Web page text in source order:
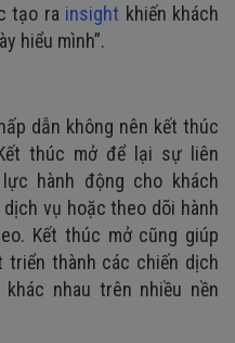
tạo ra insight khiến khách
hiểu mình”.
dẫn không nên kết thúc
thúc mở để lại sự liên
hành động cho khách
vụ hoặc theo dõi hành
Kết thúc mở cũng giúp
triển thành các chiến dịch
nhau trên nhiều nền